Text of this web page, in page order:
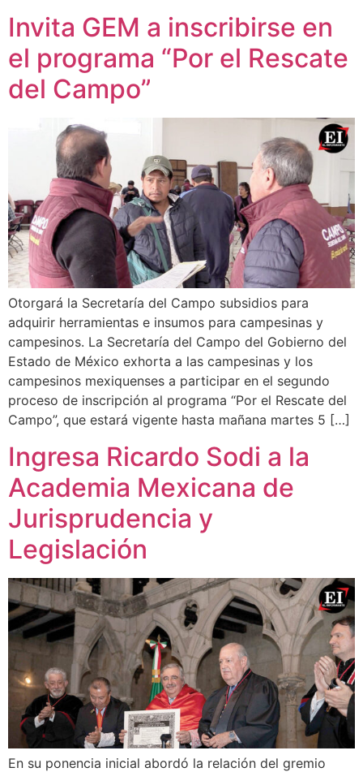
Invita GEM a inscribirse en
el programa “Por el Rescate
del Campo”
Otorgará la Secretaría del Campo subsidios para
adquirir herramientas e insumos para campesinas y
campesinos. La Secretaría del Campo del Gobierno del
Estado de México exhorta a las campesinas y los
campesinos mexiquenses a participar en el segundo
proceso de inscripción al programa “Por el Rescate del
Campo”, que estará vigente hasta mañana martes 5 […]
Ingresa Ricardo Sodi a la
Academia Mexicana de
Jurisprudencia y
Legislación
En su ponencia inicial abordó la relación del gremio